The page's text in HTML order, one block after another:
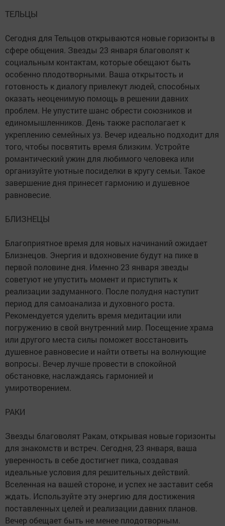
ТЕЛЬЦЫ
Сегодня для Тельцов открываются новые горизонты в
сфере общения. Звезды 23 января благоволят к
социальным контактам, которые обещают быть
особенно плодотворными. Ваша открытость и
готовность к диалогу привлекут людей, способных
оказать неоценимую помощь в решении давних
проблем. Не упустите шанс обрести союзников и
единомышленников. День также располагает к
укреплению семейных уз. Вечер идеально подходит для
того, чтобы посвятить время близким. Устройте
романтический ужин для любимого человека или
организуйте уютные посиделки в кругу семьи. Такое
завершение дня принесет гармонию и душевное
равновесие.
БЛИЗНЕЦЫ
Благоприятное время для новых начинаний ожидает
Близнецов. Энергия и вдохновение будут на пике в
первой половине дня. Именно 23 января звезды
советуют не упустить момент и приступить к
реализации задуманного. После полудня наступит
период для самоанализа и духовного роста.
Рекомендуется уделить время медитации или
погружению в свой внутренний мир. Посещение храма
или другого места силы поможет восстановить
душевное равновесие и найти ответы на волнующие
вопросы. Вечер лучше провести в спокойной
обстановке, наслаждаясь гармонией и
умиротворением.
РАКИ
Звезды благоволят Ракам, открывая новые горизонты
для знакомств и встреч. Сегодня, 23 января, ваша
уверенность в себе достигнет пика, создавая
идеальные условия для решительных действий.
Вселенная на вашей стороне, и успех не заставит себя
ждать. Используйте эту энергию для достижения
поставленных целей и реализации давних планов.
Вечер обещает быть не менее плодотворным.